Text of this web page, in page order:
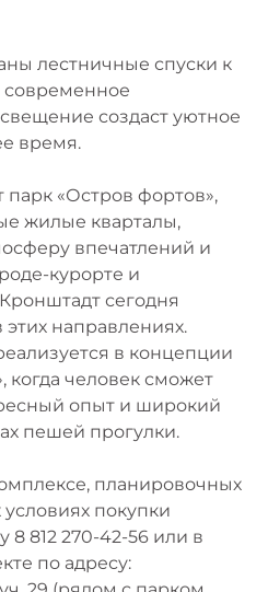
лестничные спуски к
современное
создаст уютное
время.
«Остров фортов»,
жилые кварталы,
впечатлений и
курорте и
сегодня
направлениях.
в концепции
когда человек сможет
опыт и широкий
пешей прогулки.
планировочных
покупки
8 812 270-42-56 или в
по адресу: